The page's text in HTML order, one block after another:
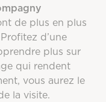
54mm
66mm
de plus en plus
d’une
plus sur
qui rendent
vous aurez le
la visite.